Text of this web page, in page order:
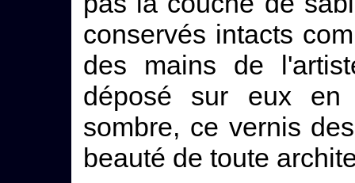
conservés intacts
des mains de
déposé sur eux en
sombre, ce vernis
beauté de toute